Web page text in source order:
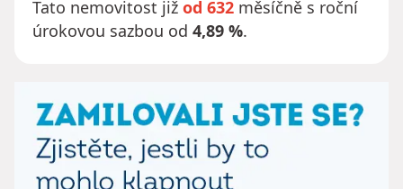
Tato nemovitost již od 632 měsíčně s roční
úrokovou sazbou od 4,89 %.